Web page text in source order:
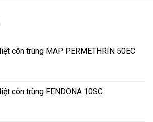
côn trùng MAP PERMETHRIN 50EC
côn trùng FENDONA 10SC